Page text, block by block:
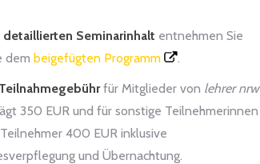
detaillierten Seminarinhalt entnehmen Sie
dem beigefügten Programm
.
Teilnahmegebührfür Mitglieder von lehrer nrw
350 EUR und für sonstige Teilnehmerinnen
400 EUR inklusive
und Übernachtung.